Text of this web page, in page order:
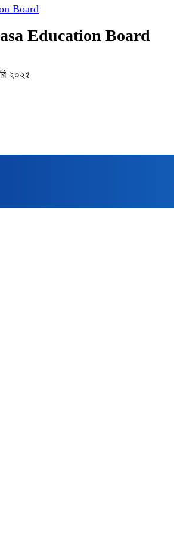
Board
Education Board
২০২৫